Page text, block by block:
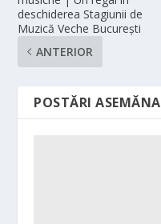
deschiderea Stagiunii de
Muzică Veche București
ANTERIOR
POSTĂRI